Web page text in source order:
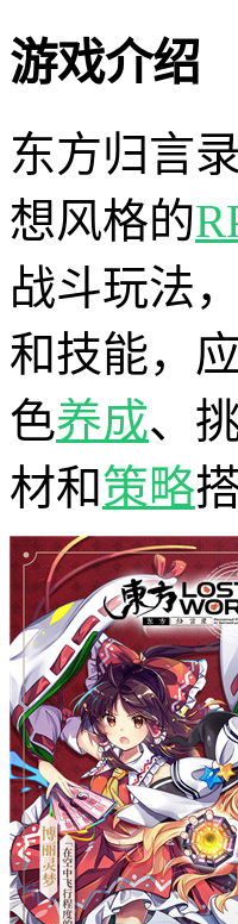
游戏介绍
东方归言
想风格的
战斗玩法
和技能，
色养成、
材和策略